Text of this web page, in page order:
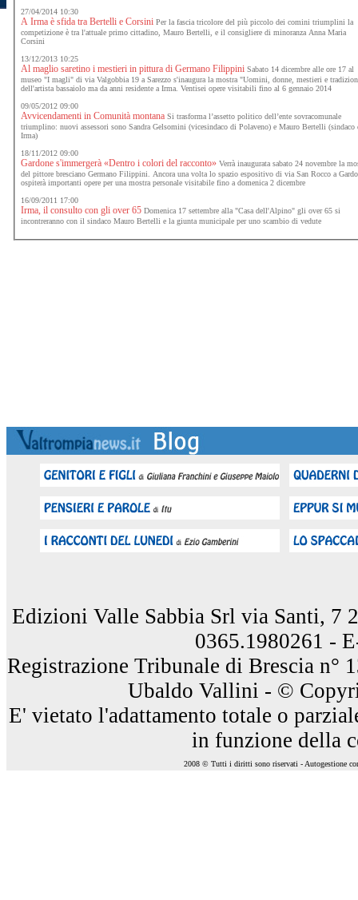
27/04/2014 10:30
A Irma è sfida tra Bertelli e Corsini Per la fascia tricolore del più piccolo dei comini triumplini la
competizione è tra l'attuale primo cittadino, Mauro Bertelli, e il consigliere di minoranza Anna Maria
Corsini
13/12/2013 10:25
Al maglio saretino i mestieri in pittura di Germano Filippini Sabato 14 dicembre alle ore 17 al
museo "I magli" di via Valgobbia 19 a Sarezzo s'inaugura la mostra "Uomini, donne, mestieri e
dell'artista bassaiolo ma da anni residente a Irma. Ventisei opere visitabili fino al 6 gennaio 2014
09/05/2012 09:00
Avvicendamenti in Comunità montana Si trasforma l’assetto politico dell’ente sovracomunale
triumplino: nuovi assessori sono Sandra Gelsomini (vicesindaco di Polaveno) e Mauro Bertelli (sindaco
Irma)
18/11/2012 09:00
Gardone s'immergerà «Dentro i colori del racconto» Verrà inaugurata sabato 24 novembre la
del pittore bresciano Germano Filippini. Ancora una volta lo spazio espositivo di via San Rocco a
ospiterà importanti opere per una mostra personale visitabile fino a domenica 2 dicembre
16/09/2011 17:00
Irma, il consulto con gli over 65 Domenica 17 settembre alla "Casa dell'Alpino" gli over 65 si
incontreranno con il sindaco Mauro Bertelli e la giunta municipale per uno scambio di vedute
Edizioni Valle Sabbia Srl via Santi, 7
0365.1980261 -
Registrazione Tribunale di Brescia n°
Ubaldo Vallini - ©
E' vietato l'adattamento totale o
in funzione della
2008 © Tutti i diritti sono riservati - Autogestione